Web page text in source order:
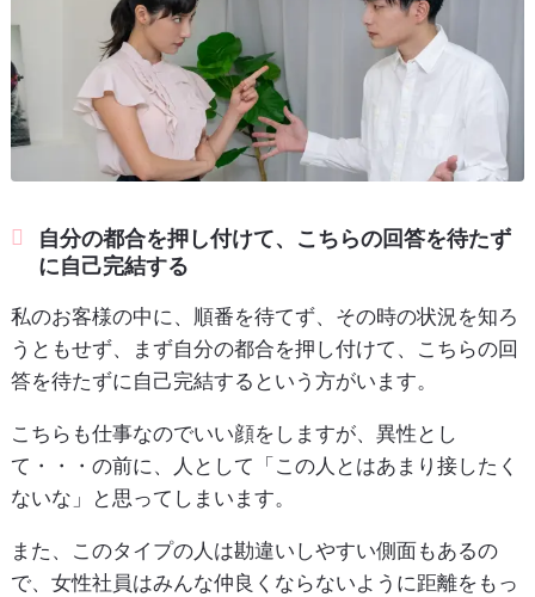
自分の都合を押し付けて、こちらの回答を待たず
に自己完結する
私のお客様の中に、順番を待てず、その時の状況を知ろ
うともせず、まず自分の都合を押し付けて、こちらの回
答を待たずに自己完結するという方がいます。
こちらも仕事なのでいい顔をしますが、異性とし
て・・・の前に、人として「この人とはあまり接したく
ないな」と思ってしまいます。
また、このタイプの人は勘違いしやすい側面もあるの
で、女性社員はみんな仲良くならないように距離をもっ